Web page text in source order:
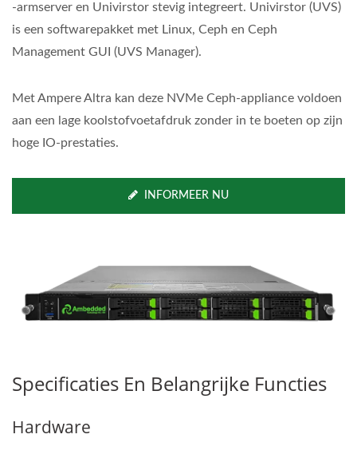
-armserver en Univirstor stevig integreert. Univirstor (UVS)
is een softwarepakket met Linux, Ceph en Ceph
Management GUI (UVS Manager).
Met Ampere Altra kan deze NVMe Ceph-appliance voldoen
aan een lage koolstofvoetafdruk zonder in te boeten op zijn
hoge IO-prestaties.
INFORMEER NU
Specificaties En Belangrijke Functies
Hardware